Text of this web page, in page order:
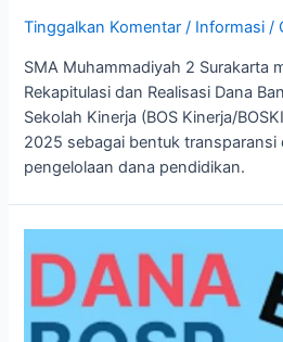
Tinggalkan Komentar / Informasi /
SMA Muhammadiyah 2 Surakarta
Rekapitulasi dan Realisasi Dana
Sekolah Kinerja (BOS Kinerja/
2025 sebagai bentuk transparansi
pengelolaan dana pendidikan.